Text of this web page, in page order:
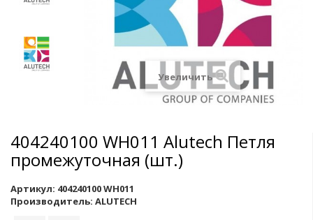
Увеличить
404240100 WH011 Alutech Петля
промежуточная (шт.)
Артикул: 404240100 WH011
Производитель: ALUTECH